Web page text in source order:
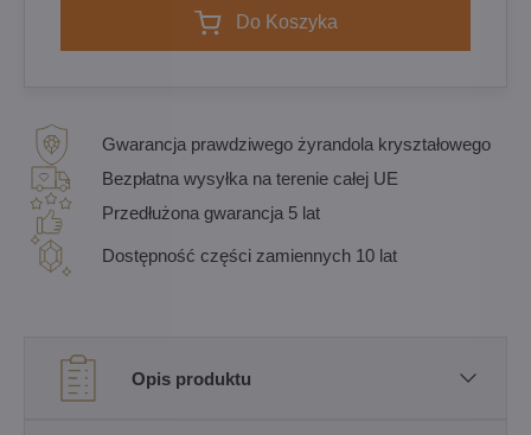
Do Koszyka
Gwarancja prawdziwego żyrandola kryształowego
Bezpłatna wysyłka na terenie całej UE
Przedłużona gwarancja 5 lat
Dostępność części zamiennych 10 lat
Opis produktu